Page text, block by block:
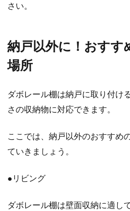
さい。
納戸以外に！おすす
場所
ダボレール棚は納戸に取り付け
さの収納物に対応できます。
ここでは、納戸以外のおすすめ
ていきましょう。
●リビング
ダボレール棚は壁面収納に適し